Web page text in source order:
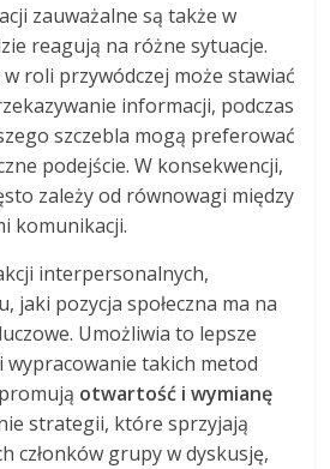
zauważalne są także w
reagują na różne sytuacje.
roli przywódczej może stawiać
informacji, podczas
szczebla mogą preferować
podejście. W konsekwencji,
zależy od równowagi między
komunikacji.
interpersonalnych,
jaki pozycja społeczna ma na
Umożliwia to lepsze
wypracowanie takich metod
otwartość i wymianę
strategii, które sprzyjają
członków grupy w dyskusję,